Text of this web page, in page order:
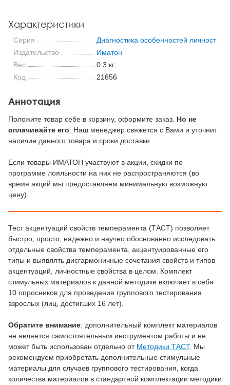
Характеристики
Серия
Диагностика особенностей личности
Издательство
Иматон
Вес
0.3 кг
Код
21656
Аннотация
Положите товар себе в корзину, оформите заказ. Но не
оплачивайте его. Наш менеджер свяжется с Вами и уточнит
наличие данного товара и сроки доставки.
Если товары ИМАТОН участвуют в акции, скидки по
программе лояльности на них не распространяются (во
время акций мы предоставляем минимальную возможную
цену).
Тест акцентуаций свойств темперамента (ТАСТ) позволяет
быстро, просто, надежно и научно обоснованно исследовать
отдельные свойства темперамента, акцентуированные его
типы и выявлять дисгармоничные сочетания свойств и типов
акцентуаций, личностные свойства в целом. Комплект
стимульных материалов к данной методике включает в себя
10 опросников для проведения группового тестирования
взрослых (лиц, достигших 16 лет).
Обратите внимание: дополнительный комплект материалов
не является самостоятельным инструментом работы и не
может быть использован отдельно от Методики ТАСТ. Мы
рекомендуем приобретать дополнительные стимульные
материалы для случаев группового тестирования, когда
количества материалов в стандартной комплектации методики